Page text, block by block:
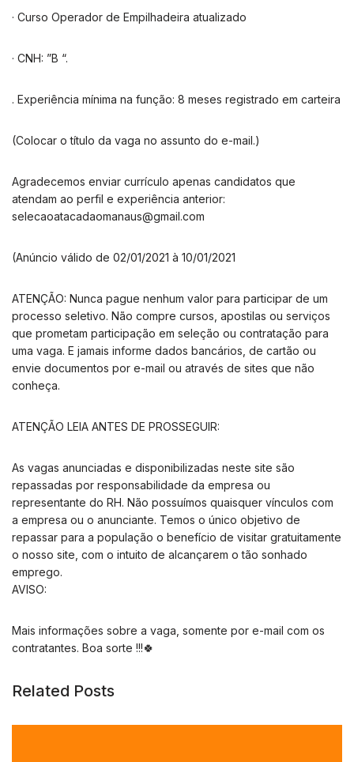
· Curso Operador de Empilhadeira atualizado
· CNH: ”B “.
. Experiência mínima na função: 8 meses registrado em carteira
(Colocar o título da vaga no assunto do e-mail.)
Agradecemos enviar currículo apenas candidatos que
atendam ao perfil e experiência anterior:
selecaoatacadaomanaus@gmail.com
(Anúncio válido de 02/01/2021 à 10/01/2021
ATENÇÃO: Nunca pague nenhum valor para participar de um
processo seletivo. Não compre cursos, apostilas ou serviços
que prometam participação em seleção ou contratação para
uma vaga. E jamais informe dados bancários, de cartão ou
envie documentos por e-mail ou através de sites que não
conheça.
ATENÇÃO LEIA ANTES DE PROSSEGUIR:
As vagas anunciadas e disponibilizadas neste site são
repassadas por responsabilidade da empresa ou
representante do RH. Não possuímos quaisquer vínculos com
a empresa ou o anunciante. Temos o único objetivo de
repassar para a população o benefício de visitar gratuitamente
o nosso site, com o intuito de alcançarem o tão sonhado
emprego.
AVISO:
Mais informações sobre a vaga, somente por e-mail com os
contratantes. Boa sorte !!!🍀
Related Posts